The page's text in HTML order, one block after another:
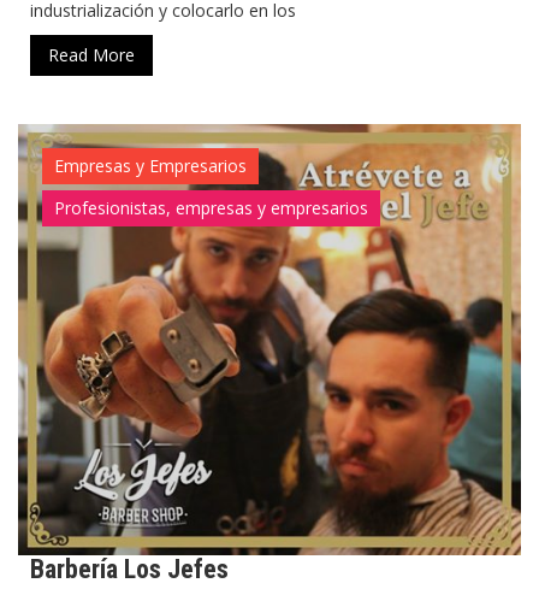
industrialización y colocarlo en los
Read More
Empresas y Empresarios
Profesionistas, empresas y empresarios
Barbería Los Jefes